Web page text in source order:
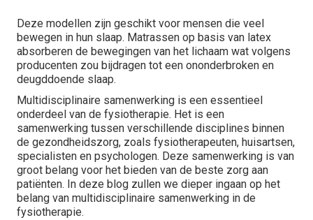
Deze modellen zijn geschikt voor mensen die veel
bewegen in hun slaap. Matrassen op basis van latex
absorberen de bewegingen van het lichaam wat volgens
producenten zou bijdragen tot een ononderbroken en
deugddoende slaap.
Multidisciplinaire samenwerking is een essentieel
onderdeel van de fysiotherapie. Het is een
samenwerking tussen verschillende disciplines binnen
de gezondheidszorg, zoals fysiotherapeuten, huisartsen,
specialisten en psychologen. Deze samenwerking is van
groot belang voor het bieden van de beste zorg aan
patiënten. In deze blog zullen we dieper ingaan op het
belang van multidisciplinaire samenwerking in de
fysiotherapie.